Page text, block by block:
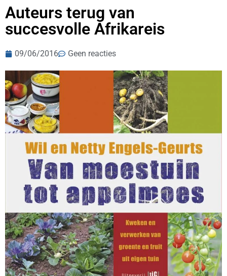
Auteurs terug van
succesvolle Afrikareis
09/06/2016 Geen reacties